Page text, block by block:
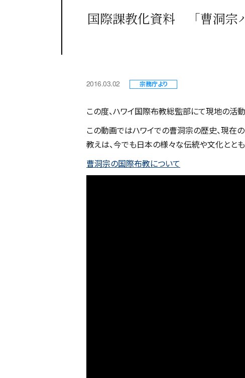
国際課教化資料 「曹洞宗
2016.03.02 宗務庁より
この度、ハワイ国際布教総監部にて現地の活
この動画ではハワイでの曹洞宗の歴史、現在
教えは、今でも日本の様々な伝統や文化とと
曹洞宗の国際布教について